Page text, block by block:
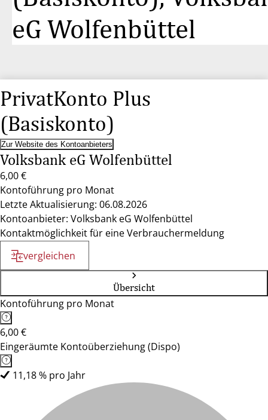
eG Wolfenbüttel
PrivatKonto Plus
(Basiskonto)
Zur Website des Kontoanbieters
Volksbank eG Wolfenbüttel
6,00 €
Kontoführung pro Monat
Letzte Aktualisierung: 06.08.2026
Kontoanbieter: Volksbank eG Wolfenbüttel
Kontaktmöglichkeit für eine Verbrauchermeldung
vergleichen
Übersicht
Kontoführung pro Monat
6,00 €
Eingeräumte Kontoüberziehung (Dispo)
11,18 % pro Jahr